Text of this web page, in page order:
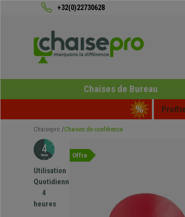
+32(0)22730628
Chaises de Bureau
Chaisepro Chaises de conférence
Utilisation
Quotidienne
4
heures
Offre